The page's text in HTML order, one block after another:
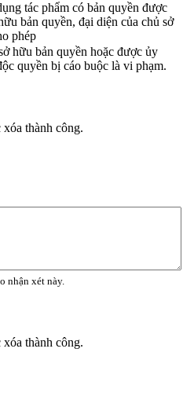
tác phẩm có bản quyền được
bản quyền, đại diện của chủ sở
phép
hữu bản quyền hoặc được ủy
quyền bị cáo buộc là vi phạm.
thành công.
nhận xét này.
thành công.